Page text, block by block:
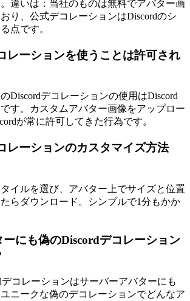
違いは：当社のものは無料でアバター画
り、公式デコレーションはDiscordのシ
点です。
レーションを使うことは許可され
Discordデコレーションの使用はDiscord
す。カスタムアバター画像をアップロー
が常に許可してきた行為です。
レーションのカスタマイズ方法
イルを選び、アバター上でサイズと位置
らダウンロード。シンプルで1分もかか
にも偽のDiscordデコレーション
デコレーションはサーバーアバターにも
ニークな偽のデコレーションでどんなア